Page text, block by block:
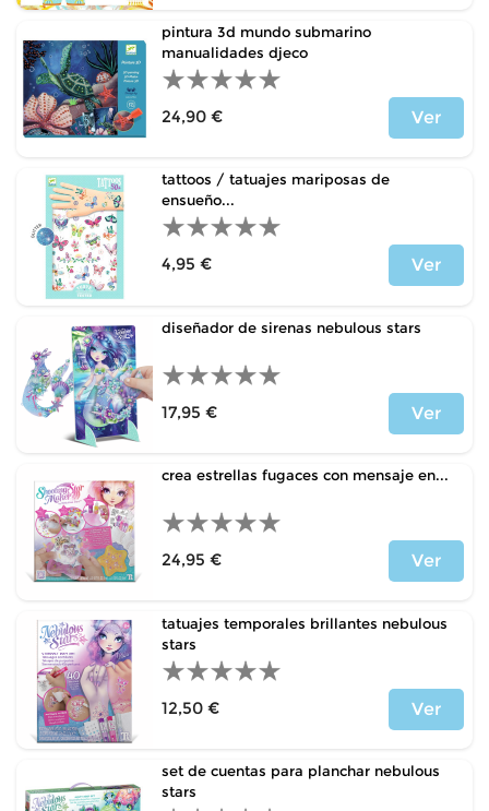
pintura 3d mundo submarino
manualidades djeco
24,90 €
Ver
tattoos / tatuajes mariposas de
ensueño...
4,95 €
Ver
diseñador de sirenas nebulous stars
17,95 €
Ver
crea estrellas fugaces con mensaje en...
24,95 €
Ver
tatuajes temporales brillantes nebulous
stars
12,50 €
Ver
set de cuentas para planchar nebulous
stars